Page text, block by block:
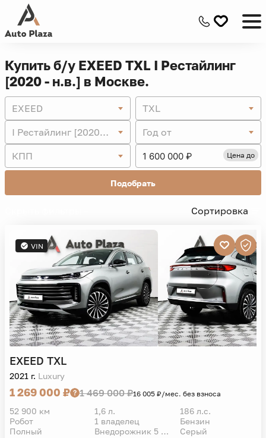
Купить б/у EXEED TXL I Рестайлинг
[2020 - н.в.] в Москве.
EXEED
TXL
I Рестайлинг [2020 - н.в.]
Год от
КПП
Цена до
Подобрать
Сортировка
VIN
EXEED TXL
2021 г. Luxury
1 269 000 ₽ 1 469 000 ₽16 005 ₽/мес. без взноса
52 900 км 1,6 л.
186 л.с.
Робот
1 владелец
Бензин
Полный
Внедорожник 5 дв. Серый